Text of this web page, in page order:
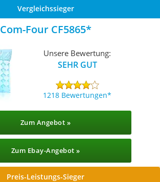
Vergleichssieger
Com-Four CF5865
Unsere Bewertung:
SEHR GUT
1218 Bewertungen
Zum Angebot »
Zum Ebay-Angebot »
Preis-Leistungs-Sieger